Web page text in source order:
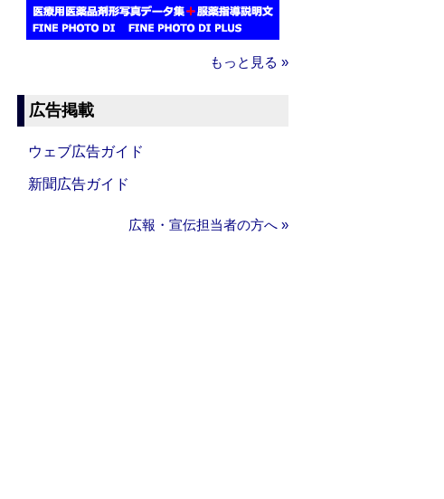
もっと見る »
広告掲載
ウェブ広告ガイド
新聞広告ガイド
広報・宣伝担当者の方へ »